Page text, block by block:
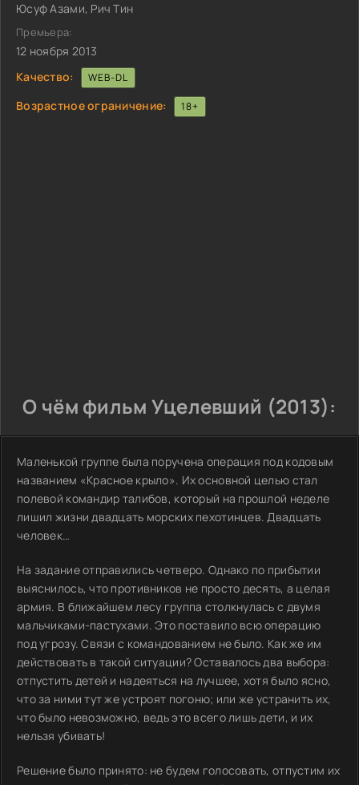
Юсуф Азами, Рич Тин
Премьера:
12 ноября 2013
Качество:
WEB-DL
Возрастное ограничение: 18+
О чём фильм Уцелевший (2013):
Маленькой группе была поручена операция под кодовым
названием «Красное крыло». Их основной целью стал
полевой командир талибов, который на прошлой неделе
лишил жизни двадцать морских пехотинцев. Двадцать
человек…
На задание отправились четверо. Однако по прибытии
выяснилось, что противников не просто десять, а целая
армия. В ближайшем лесу группа столкнулась с двумя
мальчиками-пастухами. Это поставило всю операцию
под угрозу. Связи с командованием не было. Как же им
действовать в такой ситуации? Оставалось два выбора:
отпустить детей и надеяться на лучшее, хотя было ясно,
что за ними тут же устроят погоню; или же устранить их,
что было невозможно, ведь это всего лишь дети, и их
нельзя убивать!
Решение было принято: не будем голосовать, отпустим их